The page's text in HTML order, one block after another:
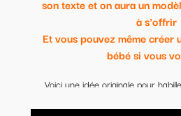
son texte et on aura un
à s'offrir
Et vous pouvez même créer
bébé si vous
Voici une idée originale pour
Modèles uniques et